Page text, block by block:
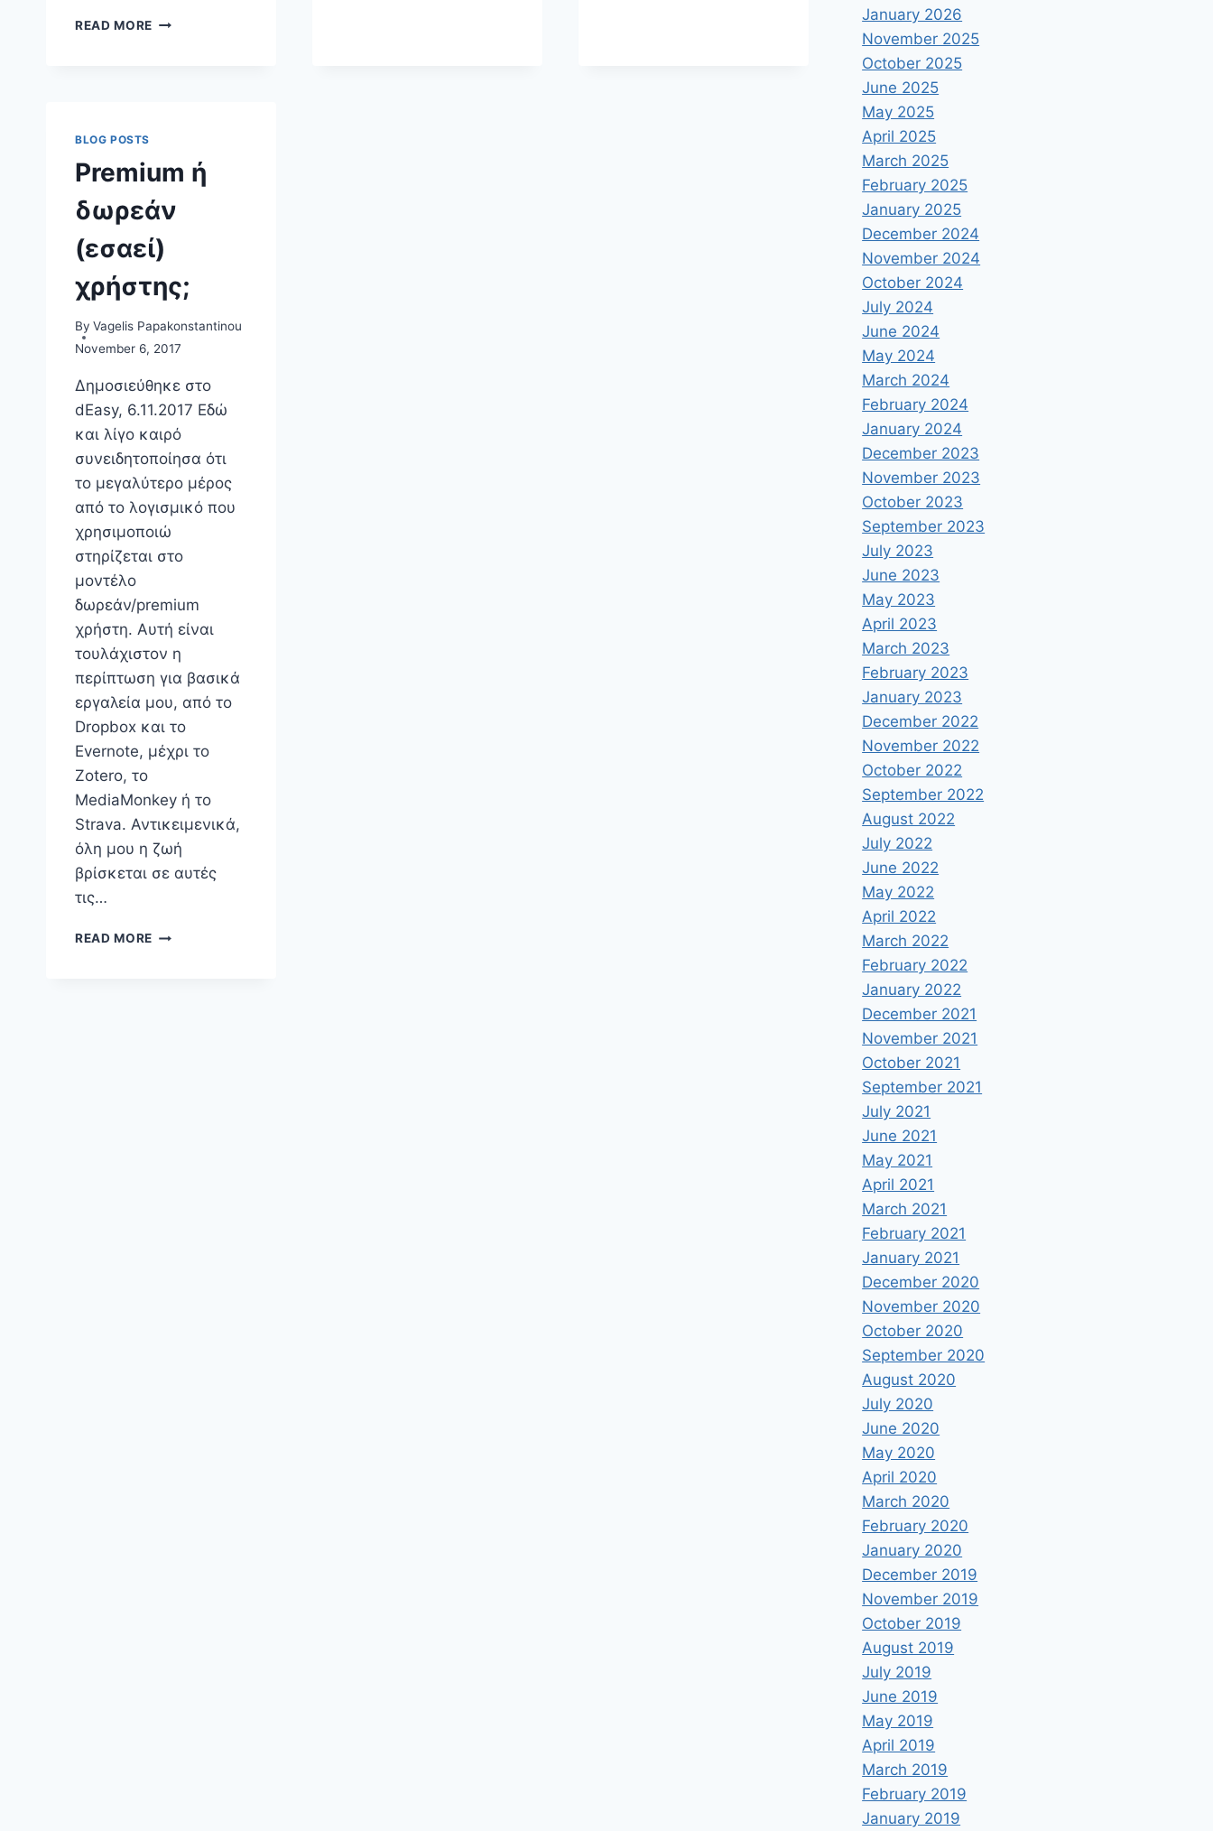
READ MORE NEW
THE
TOWARDS
CENTRIC
OF
DIGITAL
SERVICES
(FULLY
ONLINE)
BLOG POSTS
Premium ή
δωρεάν
(εσαεί)
χρήστης;
By Vagelis Papakonstantinou
November 6, 2017
Δημοσιεύθηκε στο
dEasy, 6.11.2017 Εδώ
και λίγο καιρό
συνειδητοποίησα ότι
το μεγαλύτερο μέρος
από το λογισμικό που
χρησιμοποιώ
στηρίζεται στο
μοντέλο
δωρεάν/premium
χρήστη. Αυτή είναι
τουλάχιστον η
περίπτωση για βασικά
εργαλεία μου, από το
Dropbox και το
Evernote, μέχρι το
Zotero, το
MediaMonkey ή το
Strava. Αντικειμενικά,
όλη μου η ζωή
βρίσκεται σε αυτές
τις…
READ MORE PREMIUM
January 2026
November 2025
October 2025
June 2025
May 2025
April 2025
March 2025
February 2025
January 2025
December 2024
November 2024
October 2024
July 2024
June 2024
May 2024
March 2024
February 2024
January 2024
December 2023
November 2023
October 2023
September 2023
July 2023
June 2023
May 2023
April 2023
March 2023
February 2023
January 2023
December 2022
November 2022
October 2022
September 2022
August 2022
July 2022
June 2022
May 2022
April 2022
March 2022
February 2022
January 2022
December 2021
November 2021
October 2021
September 2021
July 2021
June 2021
May 2021
April 2021
March 2021
February 2021
January 2021
December 2020
November 2020
October 2020
September 2020
August 2020
July 2020
June 2020
May 2020
April 2020
March 2020
February 2020
January 2020
December 2019
November 2019
October 2019
August 2019
July 2019
June 2019
May 2019
April 2019
March 2019
February 2019
January 2019